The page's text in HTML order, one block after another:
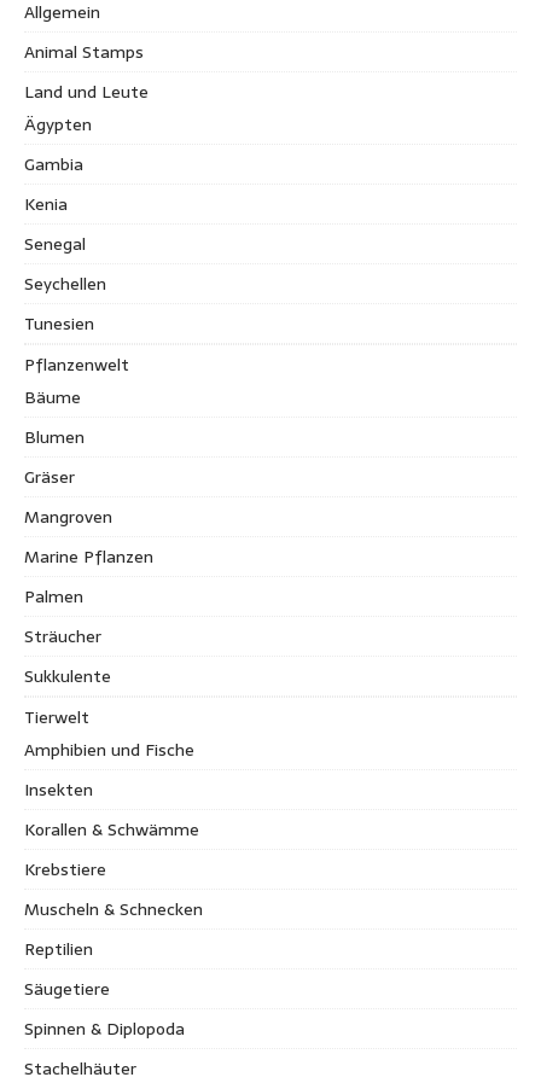
Allgemein
Animal Stamps
Land und Leute
Ägypten
Gambia
Kenia
Senegal
Seychellen
Tunesien
Pflanzenwelt
Bäume
Blumen
Gräser
Mangroven
Marine Pflanzen
Palmen
Sträucher
Sukkulente
Tierwelt
Amphibien und Fische
Insekten
Korallen & Schwämme
Krebstiere
Muscheln & Schnecken
Reptilien
Säugetiere
Spinnen & Diplopoda
Stachelhäuter